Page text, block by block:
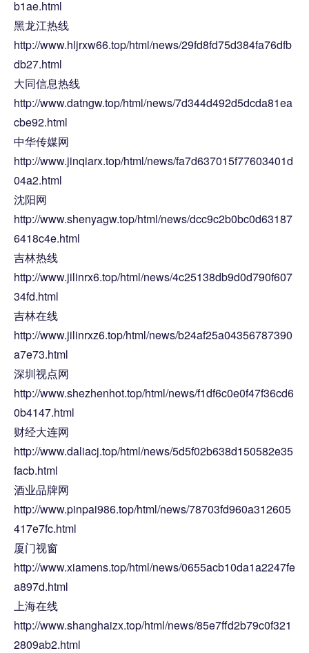
b1ae.html
黑龙江热线
http://www.hljrxw66.top/html/news/29fd8fd75d384fa76dfb
db27.html
大同信息热线
http://www.datngw.top/html/news/7d344d492d5dcda81ea
cbe92.html
中华传媒网
http://www.jinqiarx.top/html/news/fa7d637015f77603401d
04a2.html
沈阳网
http://www.shenyagw.top/html/news/dcc9c2b0bc0d63187
6418c4e.html
吉林热线
http://www.jilinrx6.top/html/news/4c25138db9d0d790f607
34fd.html
吉林在线
http://www.jilinrxz6.top/html/news/b24af25a04356787390
a7e73.html
深圳视点网
http://www.shezhenhot.top/html/news/f1df6c0e0f47f36cd6
0b4147.html
财经大连网
http://www.daliacj.top/html/news/5d5f02b638d150582e35
facb.html
酒业品牌网
http://www.pinpai986.top/html/news/78703fd960a312605
417e7fc.html
厦门视窗
http://www.xiamens.top/html/news/0655acb10da1a2247fe
a897d.html
上海在线
http://www.shanghaizx.top/html/news/85e7ffd2b79c0f321
2809ab2.html